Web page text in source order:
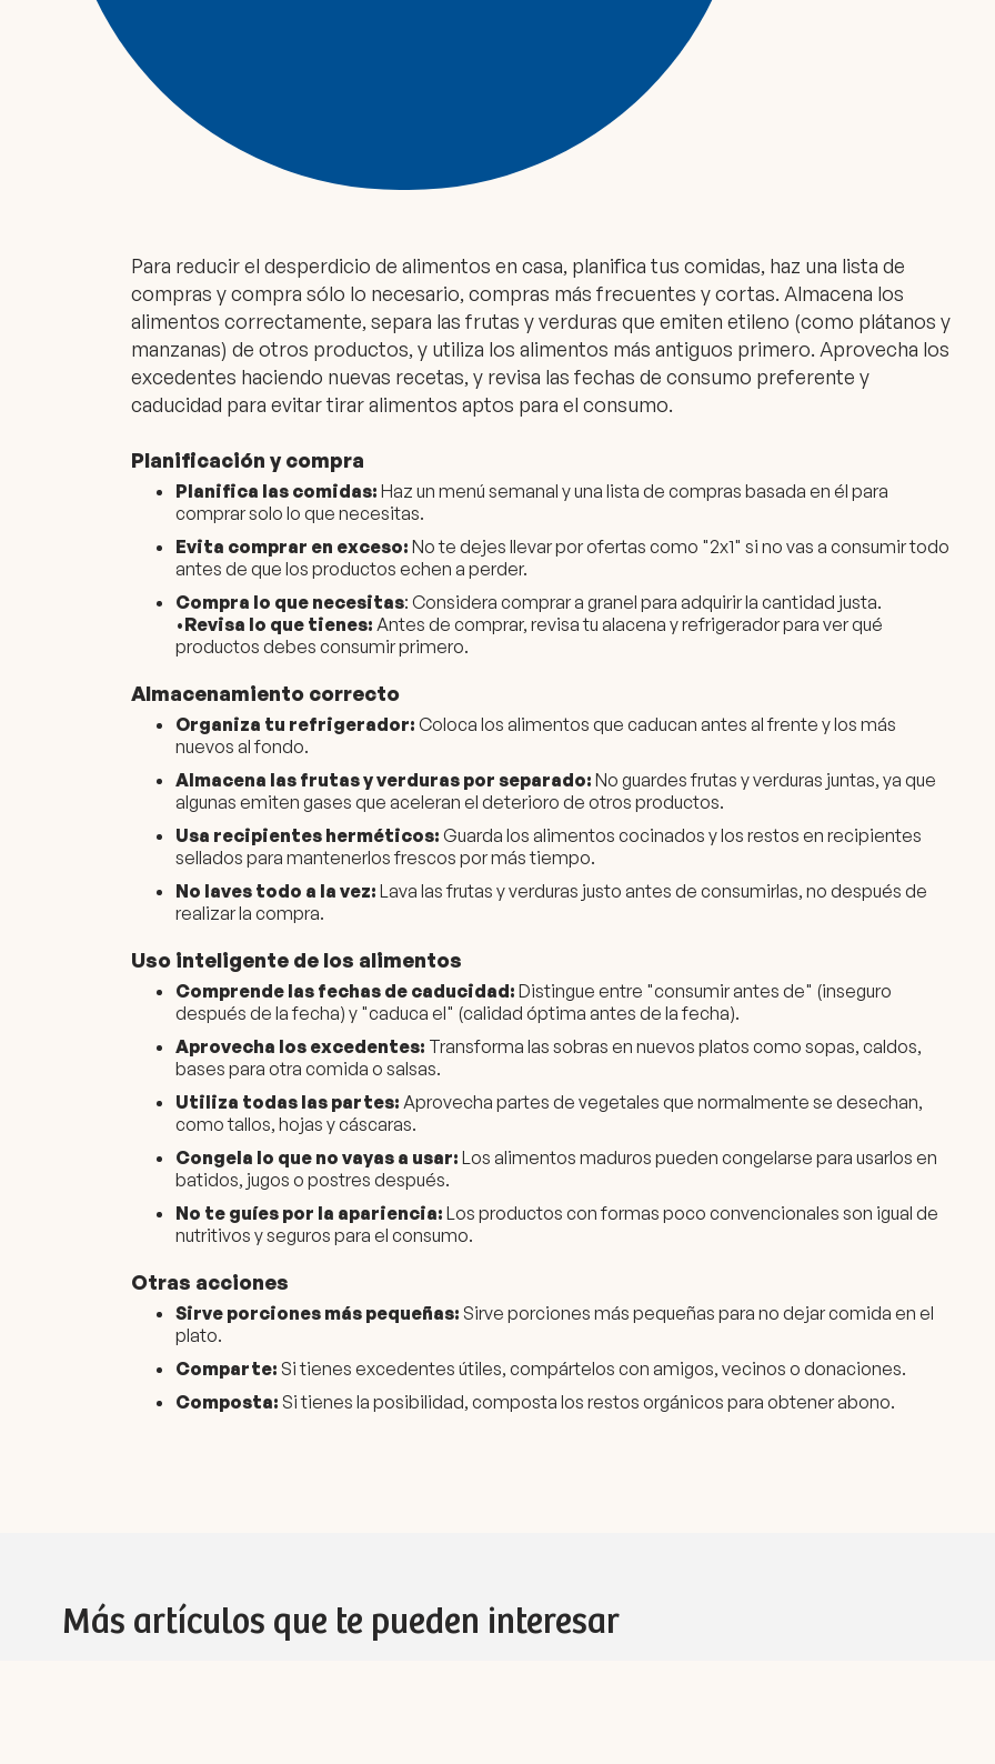
Para reducir el desperdicio de alimentos en casa, planifica tus comidas, haz una lista de
compras y compra sólo lo necesario, compras más frecuentes y cortas. Almacena los
alimentos correctamente, separa las frutas y verduras que emiten etileno (como plátanos y
manzanas) de otros productos, y utiliza los alimentos más antiguos primero. Aprovecha los
excedentes haciendo nuevas recetas, y revisa las fechas de consumo preferente y
caducidad para evitar tirar alimentos aptos para el consumo.
Planificación y compra
Planifica las comidas: Haz un menú semanal y una lista de compras basada en él para
comprar solo lo que necesitas.
Evita comprar en exceso: No te dejes llevar por ofertas como "2x1" si no vas a consumir todo
antes de que los productos echen a perder.
Compra lo que necesitas: Considera comprar a granel para adquirir la cantidad justa.
•Revisa lo que tienes: Antes de comprar, revisa tu alacena y refrigerador para ver qué
productos debes consumir primero.
Almacenamiento correcto
Organiza tu refrigerador: Coloca los alimentos que caducan antes al frente y los más
nuevos al fondo.
Almacena las frutas y verduras por separado: No guardes frutas y verduras juntas, ya que
algunas emiten gases que aceleran el deterioro de otros productos.
Usa recipientes herméticos: Guarda los alimentos cocinados y los restos en recipientes
sellados para mantenerlos frescos por más tiempo.
No laves todo a la vez: Lava las frutas y verduras justo antes de consumirlas, no después de
realizar la compra.
Uso inteligente de los alimentos
Comprende las fechas de caducidad: Distingue entre "consumir antes de" (inseguro
después de la fecha) y "caduca el" (calidad óptima antes de la fecha).
Aprovecha los excedentes: Transforma las sobras en nuevos platos como sopas, caldos,
bases para otra comida o salsas.
Utiliza todas las partes: Aprovecha partes de vegetales que normalmente se desechan,
como tallos, hojas y cáscaras.
Congela lo que no vayas a usar: Los alimentos maduros pueden congelarse para usarlos en
batidos, jugos o postres después.
No te guíes por la apariencia: Los productos con formas poco convencionales son igual de
nutritivos y seguros para el consumo.
Otras acciones
Sirve porciones más pequeñas: Sirve porciones más pequeñas para no dejar comida en el
plato.
Comparte: Si tienes excedentes útiles, compártelos con amigos, vecinos o donaciones.
Composta: Si tienes la posibilidad, composta los restos orgánicos para obtener abono.
Más artículos que te pueden interesar